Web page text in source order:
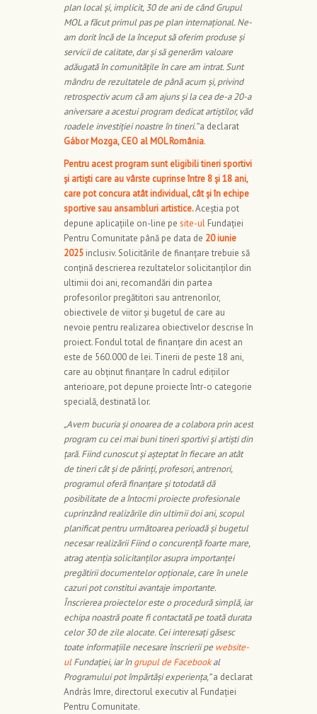
plan local și, implicit, 30 de ani de când Grupul
MOL a făcut primul pas pe plan internațional. Ne-
am dorit încă de la început să oferim produse și
servicii de calitate, dar și să generăm valoare
adăugată în comunitățile în care am intrat. Sunt
mândru de rezultatele de până acum și, privind
retrospectiv acum că am ajuns și la cea de-a 20-a
aniversare a acestui program dedicat artiștilor, văd
roadele investiției noastre în tineri.”a declarat
Gábor Mozga, CEO al MOL România.
Pentru acest program sunt eligibili tineri sportivi
și artiști care au vârste cuprinse între 8 și 18 ani,
care pot concura atât individual, cât și în echipe
sportive sau ansambluri artistice.Aceștia pot
depune aplicațiile on-line pe site-ul Fundației
Pentru Comunitate până pe data de 20 iunie
2025 inclusiv. Solicitările de finanțare trebuie să
conțină descrierea rezultatelor solicitanților din
ultimii doi ani, recomandări din partea
profesorilor pregătitori sau antrenorilor,
obiectivele de viitor și bugetul de care au
nevoie pentru realizarea obiectivelor descrise în
proiect. Fondul total de finanțare din acest an
este de 560.000 de lei. Tinerii de peste 18 ani,
care au obținut finanțare în cadrul edițiilor
anterioare, pot depune proiecte într-o categorie
specială, destinată lor.
„Avem bucuria și onoarea de a colabora prin acest
program cu cei mai buni tineri sportivi și artiști din
țară. Fiind cunoscut și așteptat în fiecare an atât
de tineri cât și de părinți, profesori, antrenori,
programul oferă finanțare și totodată dă
posibilitate de a întocmi proiecte profesionale
cuprinzând realizările din ultimii doi ani, scopul
planificat pentru următoarea perioadă și bugetul
necesar realizării Fiind o concurență foarte mare,
atrag atenția solicitanților asupra importanței
pregătirii documentelor opționale, care în unele
cazuri pot constitui avantaje importante.
Înscrierea proiectelor este o procedură simplă, iar
echipa noastră poate fi contactată pe toată durata
celor 30 de zile alocate. Cei interesați găsesc
toate informațiile necesare înscrierii pe website-
ulFundației, iar îngrupul de Facebookal
Programului pot împărtăși experiența,”a declarat
András Imre, directorul executiv al Fundației
Pentru Comunitate.